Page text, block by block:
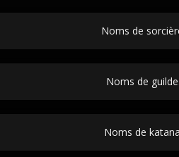
Noms de
Noms de
Noms de